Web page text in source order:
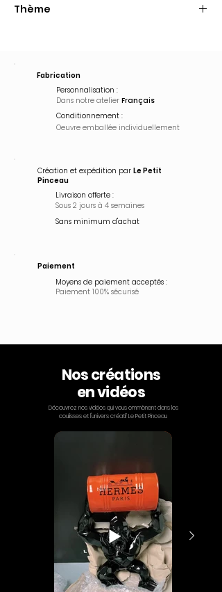
Thème
Fabrication
Personnalisation :
Dans notre atelier Français
Conditionnement :
Oeuvre emballée individuellement
Création et expédition par Le Petit
Pinceau
Livraison offerte :
Sous 2 jours à 4 semaines
Sans minimum d'achat
Paiement
Moyens de paiement acceptés :
Paiement 100% sécurisé
Nos créations
en vidéos
Découvrez nos vidéos qui vous emmènent dans les
coulisses et l'univers créatif Le Petit Pinceau